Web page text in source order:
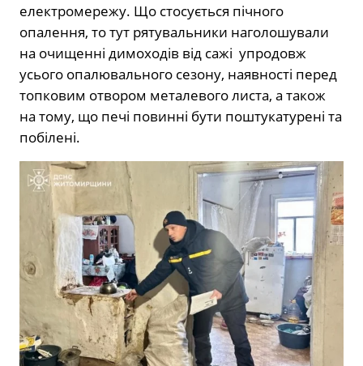
електромережу. Що стосується пічного
опалення, то тут рятувальники наголошували
на очищенні димоходів від сажі упродовж
усього опалювального сезону, наявності перед
топковим отвором металевого листа, а також
на тому, що печі повинні бути поштукатурені та
побілені.